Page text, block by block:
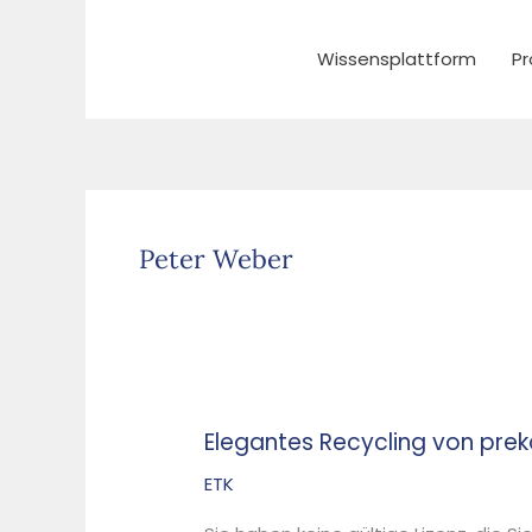
Wissensplattform
Peter Weber
Elegantes Recycling von
ETK
Elegantes
Recycling